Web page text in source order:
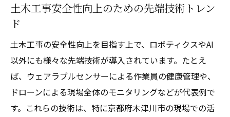
土木工事安全性向上のための先端技術トレン
ド
土木工事の安全性向上を目指す上で、ロボティクスやAI
以外にも様々な先端技術が導入されています。たとえ
ば、ウェアラブルセンサーによる作業員の健康管理や、
ドローンによる現場全体のモニタリングなどが代表例で
す。これらの技術は、特に京都府木津川市の現場での活